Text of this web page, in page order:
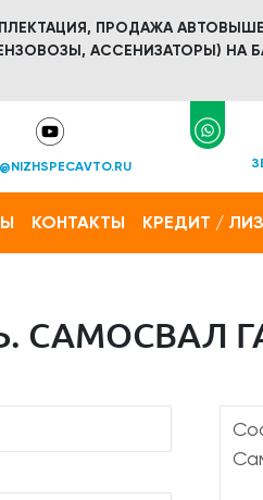
ПРОДАЖА
АССЕНИЗАТОРЫ) НА
КОНТАКТЫ КРЕДИТ /
САМОСВАЛ